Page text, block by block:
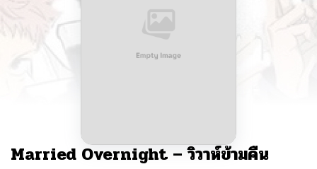
Married Overnight – วิวาห์ข้ามคืน